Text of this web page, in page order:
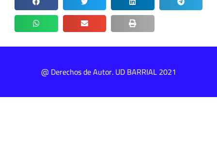
@ Derechos de Autor. UD BARRIAL 2021